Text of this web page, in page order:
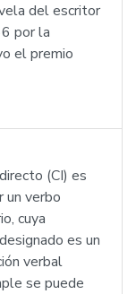
del escritor
por la
el premio
(CI) es
un verbo
cuya
es un
verbal
se puede